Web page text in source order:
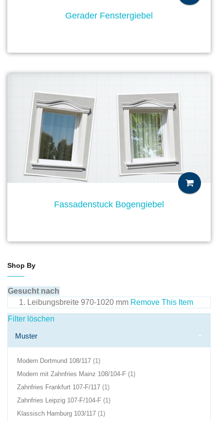
Gerader Fenstergiebel
Fassadenstuck Bogengiebel
Shop By
Gesucht nach
Leibungsbreite 970-1020 mm Remove This Item
Filter löschen
Muster
Modern Dortmund 108/117 1Produkt(e)
Warenkorb
Modern mit Zahnfries Mainz 108/104-F 1Produkt(e)
Zahnfries Frankfurt 107-F/117 1Produkt(e)
Warenkorb
Zahnfries Leipzig 107-F/104-F 1Produkt(e)
Klassisch Hamburg 103/117 1Produkt(e)